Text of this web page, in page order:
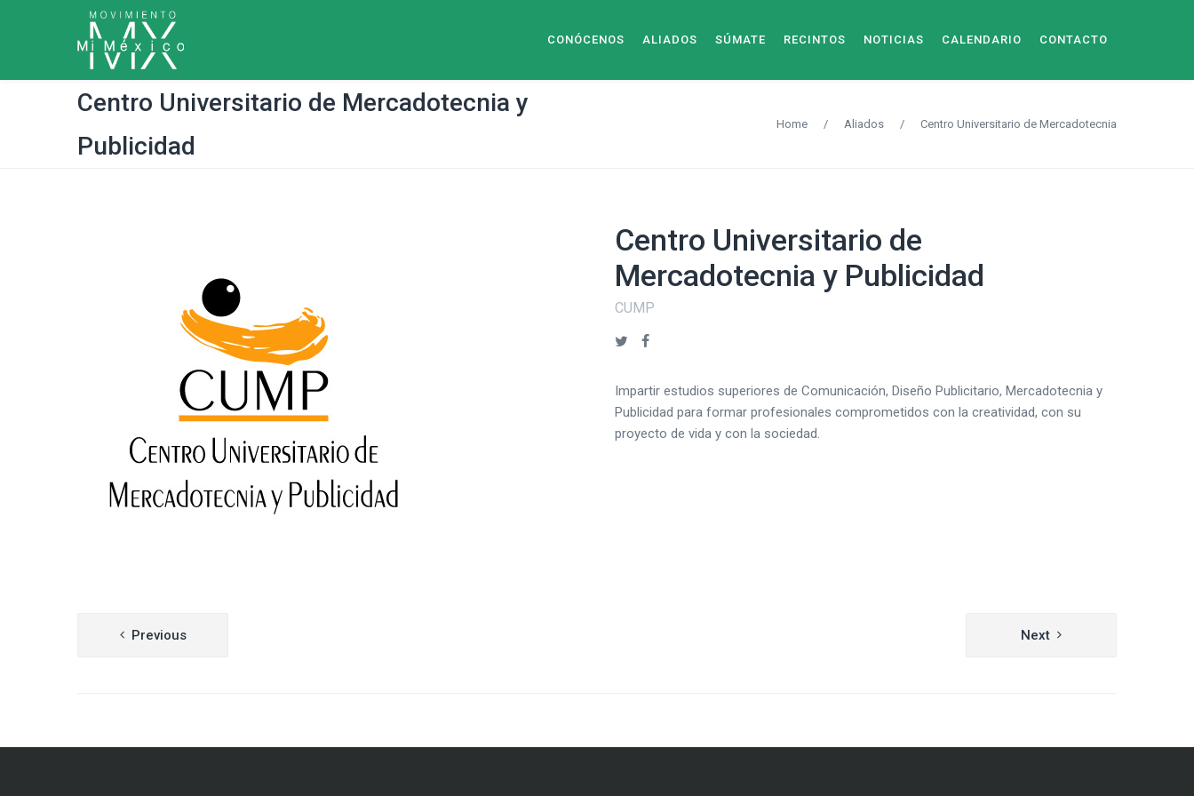
CONÓCENOS ALIADOS SÚMATE RECINTOS NOTICIAS CALENDARIO CONTACTO
Centro Universitario de Mercadotecnia y
Publicidad
Home / Aliados / Centro Universitario de Mercadotecnia
Centro Universitario de
Mercadotecnia y Publicidad
CUMP
Impartir estudios superiores de Comunicación, Diseño Publicitario, Mercadotecnia y
Publicidad para formar profesionales comprometidos con la creatividad, con su
proyecto de vida y con la sociedad.
Navegación
Previous Next